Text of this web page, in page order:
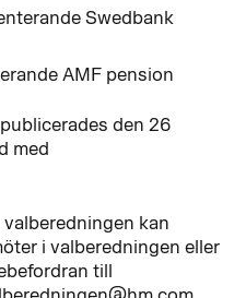
Swedbank
AMF pension
den 26
med
kan
i valberedningen eller
till